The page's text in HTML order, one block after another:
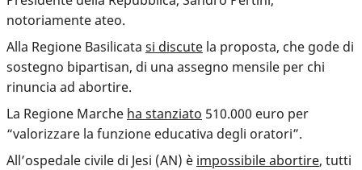
notoriamente ateo.
Alla Regione Basilicata si discute la proposta, che gode di
sostegno bipartisan, di una assegno mensile per chi
rinuncia ad abortire.
La Regione Marche ha stanziato 510.000 euro per
“valorizzare la funzione educativa degli oratori”.
All’ospedale civile di Jesi (AN) è impossibile abortire, tutti